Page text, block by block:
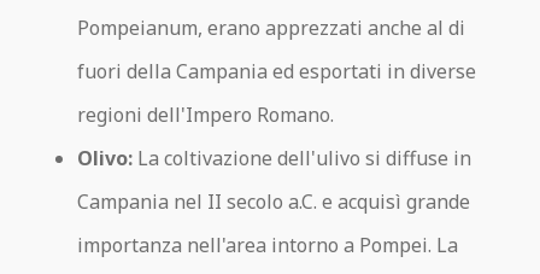
Pompeianum, erano apprezzati anche al di
fuori della Campania ed esportati in diverse
regioni dell'Impero Romano.
Olivo: La coltivazione dell'ulivo si diffuse in
Campania nel II secolo a.C. e acquisì grande
importanza nell'area intorno a Pompei. La